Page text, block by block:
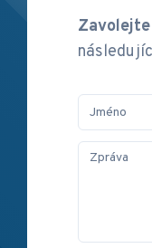
Zavolejte